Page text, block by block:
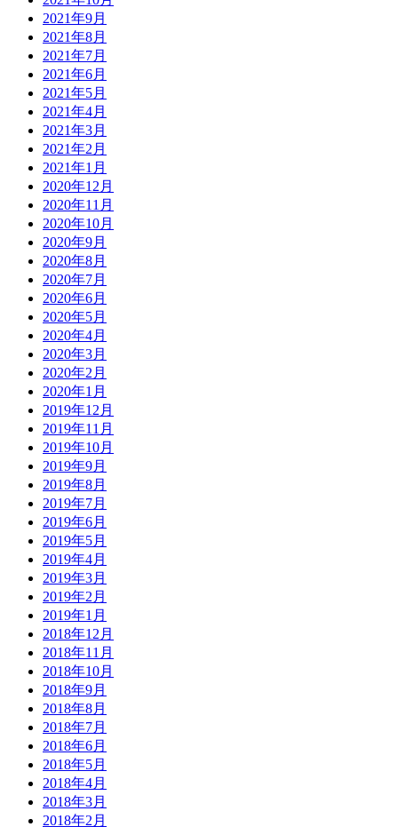
2021年9月
2021年8月
2021年7月
2021年6月
2021年5月
2021年4月
2021年3月
2021年2月
2021年1月
2020年12月
2020年11月
2020年10月
2020年9月
2020年8月
2020年7月
2020年6月
2020年5月
2020年4月
2020年3月
2020年2月
2020年1月
2019年12月
2019年11月
2019年10月
2019年9月
2019年8月
2019年7月
2019年6月
2019年5月
2019年4月
2019年3月
2019年2月
2019年1月
2018年12月
2018年11月
2018年10月
2018年9月
2018年8月
2018年7月
2018年6月
2018年5月
2018年4月
2018年3月
2018年2月